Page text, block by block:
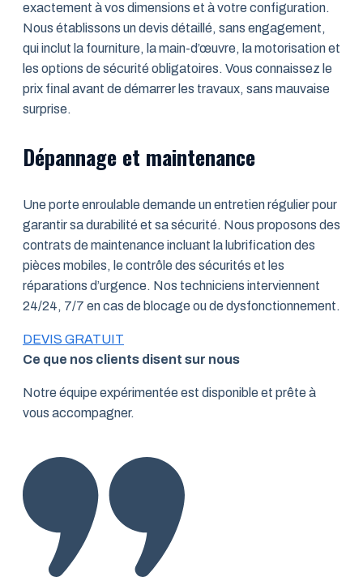
exactement à vos dimensions et à votre configuration.
Nous établissons un devis détaillé, sans engagement,
qui inclut la fourniture, la main-d’œuvre, la motorisation et
les options de sécurité obligatoires. Vous connaissez le
prix final avant de démarrer les travaux, sans mauvaise
surprise.
Dépannage et maintenance
Une porte enroulable demande un entretien régulier pour
garantir sa durabilité et sa sécurité. Nous proposons des
contrats de maintenance incluant la lubrification des
pièces mobiles, le contrôle des sécurités et les
réparations d’urgence. Nos techniciens interviennent
24/24, 7/7 en cas de blocage ou de dysfonctionnement.
DEVIS GRATUIT
Ce que nos clients disent sur nous
Notre équipe expérimentée est disponible et prête à
vous accompagner.